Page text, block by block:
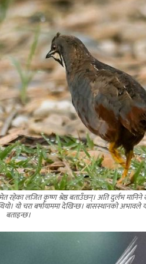
लजित कृष्ण श्रेष्ठ बताउँछन्। अति दुर्लभ मानिने
यो चरा बर्षायाममा देखिन्छ। बासस्थानको अभावले
बताइन्छ।